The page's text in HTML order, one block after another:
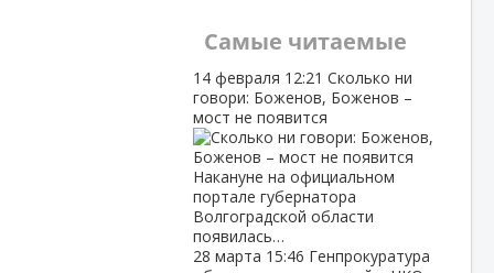
Самые читаемые
14 февраля 12:21 Сколько ни
говори: Боженов, Боженов –
мост не появится
Накануне на официальном
портале губернатора
Волгоградской области
появилась…
28 марта 15:46 Генпрокуратура